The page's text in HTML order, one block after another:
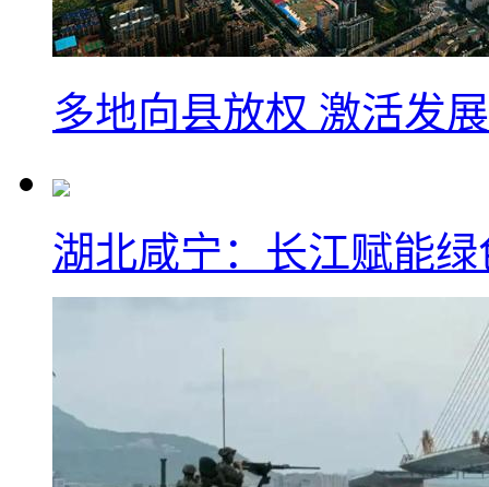
多地向县放权 激活发
湖北咸宁：长江赋能